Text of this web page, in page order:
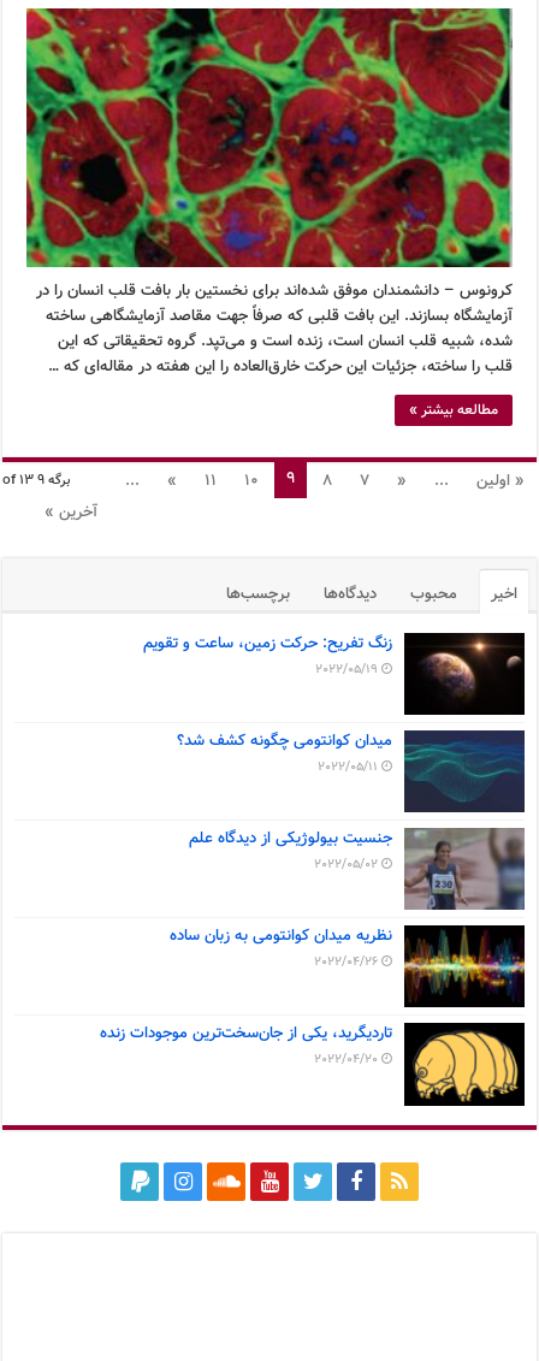
کرونوس – دانشمندان موفق شده‌اند برای نخستین بار بافت قلب انسان را در
آزمایشگاه بسازند. این بافت قلبی که صرفاً جهت مقاصد آزمایشگاهی ساخته
شده، شبیه قلب انسان است، زنده است و می‌تپد. گروه تحقیقاتی که این
قلب را ساخته، جزئیات این حرکت خارق‌العاده را این هفته در مقاله‌ای که …
مطالعه بیشتر »
برگه 9 of 13 « اولین ...
«
7
8
9
10
11
»
...
آخرین »
اخیر محبوب دیدگاه‌ها برچسب‌ها
زنگ تفریح: حرکت زمین، ساعت و تقویم
2022/05/19
میدان کوانتومی چگونه کشف شد؟
2022/05/11
جنسیت بیولوژیکی از دیدگاه علم
2022/05/02
نظریه میدان کوانتومی به زبان ساده
2022/04/26
تاردیگرید، یکی از جان‌سخت‌ترین موجودات زنده
2022/04/20